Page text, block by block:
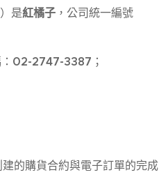
是紅橘子 ，公司統一編號
02-2747-3387 ；
建的購貨合約與電子訂單的完成